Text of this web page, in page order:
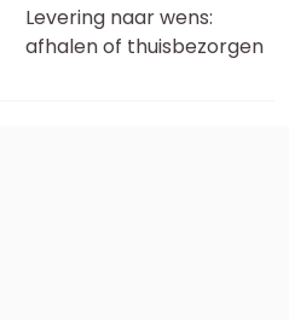
Levering naar wens:
afhalen of thuisbezorgen